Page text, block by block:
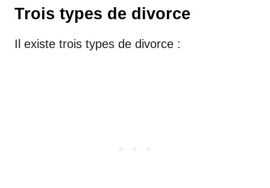
Trois types de divorce
Il existe trois types de divorce :